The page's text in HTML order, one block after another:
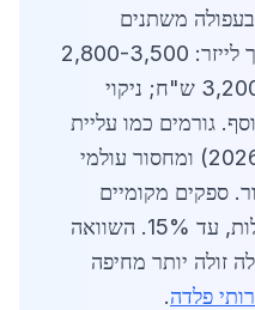
משתנים
בהתאם לסוג העבודה. חיתוך לייזר: 2,800-3,500
ש"ח לטון; כיפוף: 3,200-4,000 ש"ח; ניקוי
לטון נוסף. גורמים כמו עליית
מחירי האנרגיה (ב-7% ב-2026) ומחסור עולמי
ספקים מקומיים
מציעים הנחות לכמויות גדולות, עד 15%. השוואה
זולה יותר מחיפה
פלדה.